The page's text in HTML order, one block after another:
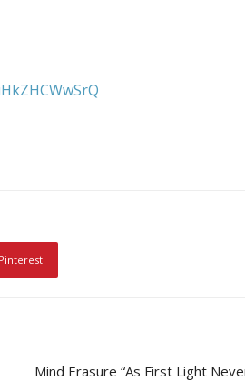
Pinterest
Mind Erasure “As First Light